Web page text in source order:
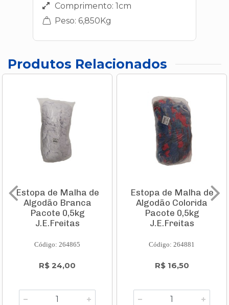
Comprimento: 1cm
Peso: 6,850Kg
Produtos Relacionados
Estopa de Malha de
Algodão Branca
Pacote 0,5kg
J.E.Freitas
Código: 264865
R$ 24,00
Estopa de Malha de
Algodão Colorida
Pacote 0,5kg
J.E.Freitas
Código: 264881
R$ 16,50